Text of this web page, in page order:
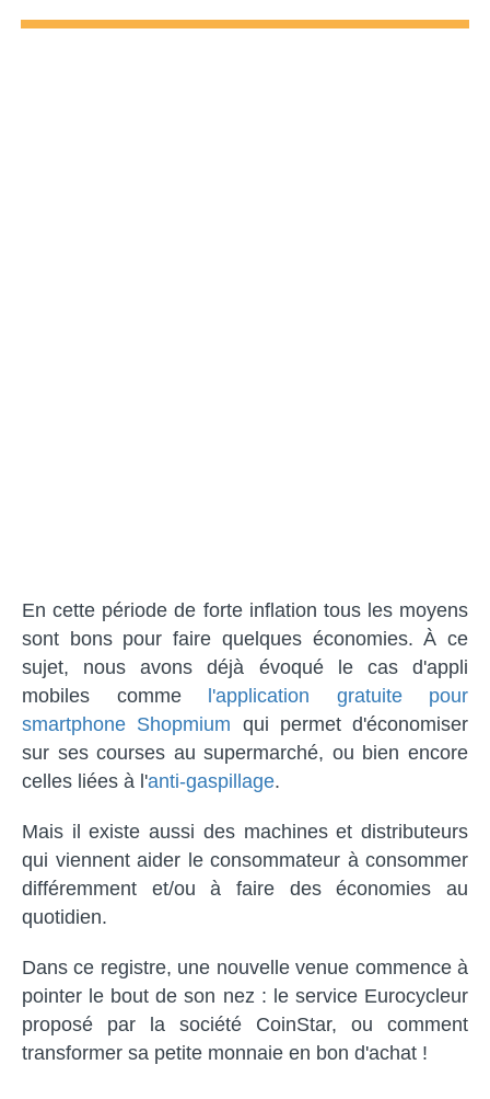
En cette période de forte inflation tous les moyens
sont bons pour faire quelques économies. À ce
sujet, nous avons déjà évoqué le cas d'appli
mobiles comme
l'application gratuite pour
smartphone Shopmium qui permet d'économiser
sur ses courses au supermarché, ou bien encore
celles liées à l'anti-gaspillage.
Mais il existe aussi des machines et distributeurs
qui viennent aider le consommateur à consommer
différemment et/ou à faire des économies au
quotidien.
Dans ce registre, une nouvelle venue commence à
pointer le bout de son nez : le service Eurocycleur
proposé par la société CoinStar, ou comment
transformer sa petite monnaie en bon d'achat !